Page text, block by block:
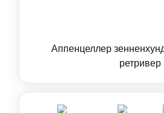
Аппенцеллер
ретривер